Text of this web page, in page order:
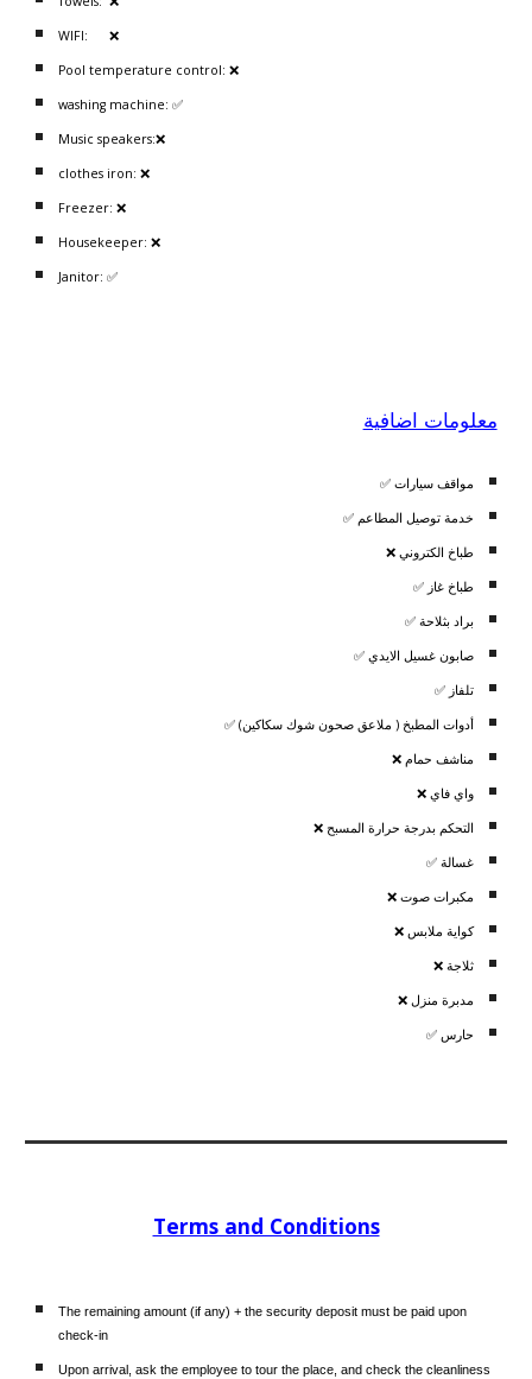
WIFI: ❌
Pool temperature control: ❌
washing machine: ✅
Music speakers:❌
clothes iron: ❌
Freezer: ❌
Housekeeper: ❌
Janitor: ✅
معلومات اضافية
مواقف سيارات ✅
خدمة توصيل المطاعم ✅
طباخ الكتروني ❌
طباخ غاز ✅
براد بثلاحة ✅
صابون غسيل الايدي ✅
تلفاز ✅
أدوات المطبخ ( ملاعق صحون شوك سكاكين) ✅
مناشف حمام ❌
واي فاي ❌
التحكم بدرجة حرارة المسبح ❌
غسالة ✅
مكبرات صوت ❌
كواية ملابس ❌
ثلاجة ❌
مدبرة منزل ❌
حارس ✅
Terms and Conditions
The remaining amount (if any) + the security deposit must be paid upon
check-in
Upon arrival, ask the employee to tour the place, and check the cleanliness